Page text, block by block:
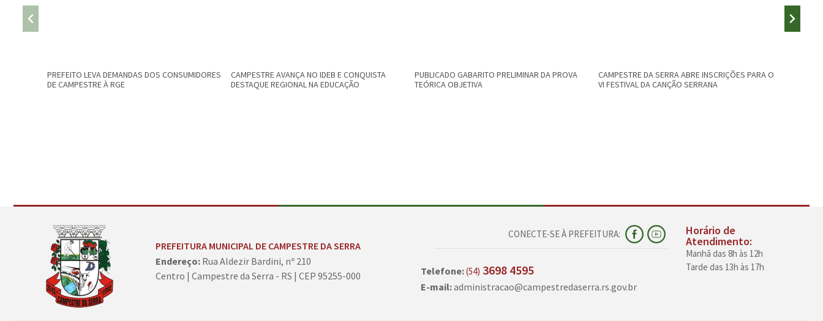
PREFEITO LEVA DEMANDAS DOS CONSUMIDORES
DE CAMPESTRE À RGE
CAMPESTRE AVANÇA NO IDEB E CONQUISTA
DESTAQUE REGIONAL NA EDUCAÇÃO
PUBLICADO GABARITO PRELIMINAR DA PROVA
TEÓRICA OBJETIVA
CAMPESTRE DA SERRA ABRE INSCRIÇÕES PARA O
VI FESTIVAL DA CANÇÃO SERRANA
PREFEITURA MUNICIPAL DE CAMPESTRE DA SERRA
Endereço: Rua Aldezir Bardini, nº 210
Centro | Campestre da Serra - RS | CEP 95255-000
CONECTE-SE À PREFEITURA:
Telefone:(54) 3698 4595
E-mail:administracao@campestredaserra.rs.gov.br
Horário de
Atendimento:
Manhã das 8h às 12h
Tarde das 13h às 17h